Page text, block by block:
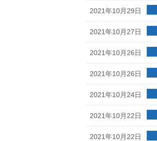
2021年10月29日
2021年10月27日
2021年10月26日
2021年10月26日
2021年10月24日
2021年10月22日
2021年10月22日